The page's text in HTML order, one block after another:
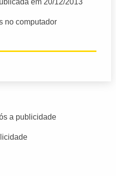
no computador
a publicidade